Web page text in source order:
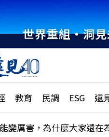
世界重組・洞
教育 民調 ESG 遠
特輯
大學升學、職涯攻略
縣市施政調查全解析
變厲害，為什麼大家還在